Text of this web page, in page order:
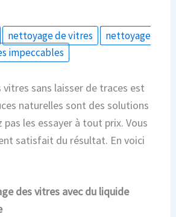
nettoyage de vitres
nettoyage
impeccables
sans laisser de traces est
naturelles sont des solutions
pas les essayer à tout prix. Vous
satisfait du résultat. En voici
des vitres avec du liquide